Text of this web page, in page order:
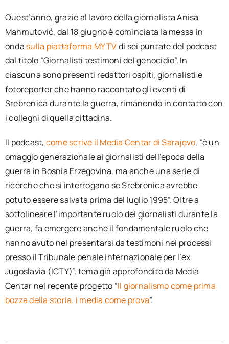
Quest’anno, grazie al lavoro della giornalista Anisa
Mahmutović, dal 18 giugno è cominciata la messa in
onda sulla piattaforma MY TVdi sei puntate del podcast
dal titolo “Giornalisti testimoni del genocidio”. In
ciascuna sono presenti redattori ospiti, giornalisti e
fotoreporter che hanno raccontato gli eventi di
Srebrenica durante la guerra, rimanendo in contatto con
i colleghi di quella cittadina.
Il podcast, come scrive il Media Centar di Sarajevo, “è un
omaggio generazionale ai giornalisti dell’epoca della
guerra in Bosnia Erzegovina, ma anche una serie di
ricerche che si interrogano se Srebrenica avrebbe
potuto essere salvata prima del luglio 1995”. Oltre a
sottolineare l’importante ruolo dei giornalisti durante la
guerra, fa emergere anche il fondamentale ruolo che
hanno avuto nel presentarsi da testimoni nei processi
presso il Tribunale penale internazionale per l’ex
Jugoslavia (ICTY)”, tema già approfondito da Media
Centar nel recente progetto “Il giornalismo come prima
bozza della storia. I media come prova”.